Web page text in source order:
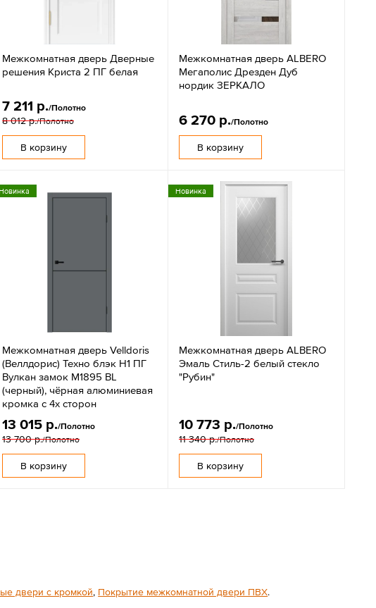
Межкомнатная дверь Дверные
решения Криста 2 ПГ белая
7 211 р./Полотно
8 012 р./Полотно
В корзину
Межкомнатная дверь ALBERO
Мегаполис Дрезден Дуб
нордик ЗЕРКАЛО
6 270 р./Полотно
В корзину
Межкомнатная дверь Velldoris
(Веллдорис) Техно блэк H1 ПГ
Вулкан замок M1895 BL
(черный), чёрная алюминиевая
кромка с 4х сторон
13 015 р./Полотно
13 700 р./Полотно
В корзину
Новинка
Межкомнатная дверь ALBERO
Эмаль Стиль-2 белый стекло
"Рубин"
10 773 р./Полотно
11 340 р./Полотно
В корзину
двери с кромкой, Покрытие межкомнатной двери ПВХ.